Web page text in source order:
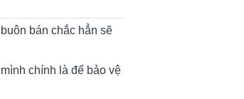
bán chắc hẳn sẽ
chính là để bảo vệ